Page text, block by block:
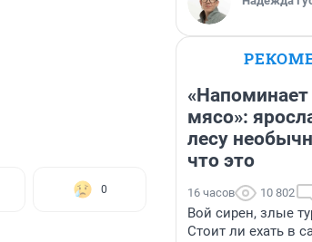
0
мясо»:
лесу
что это
16 часов 10 802
Вой сирен, злые
Стоит ли ехать в